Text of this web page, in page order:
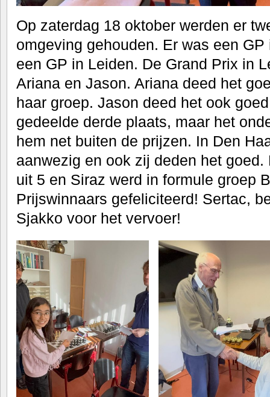
Op zaterdag 18 oktober werden er
omgeving gehouden. Er was een
een GP in Leiden. De Grand Prix in
Ariana en Jason. Ariana deed het
haar groep. Jason deed het ook
gedeelde derde plaats, maar het
hem net buiten de prijzen. In Den
aanwezig en ook zij deden het
uit 5 en Siraz werd in formule groep
Prijswinnaars gefeliciteerd! Sertac,
Sjakko voor het vervoer!